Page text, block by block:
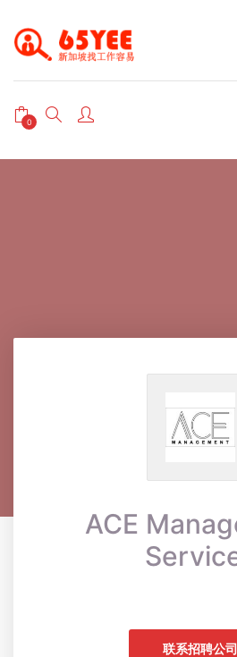
0
ACE
联系招聘公司